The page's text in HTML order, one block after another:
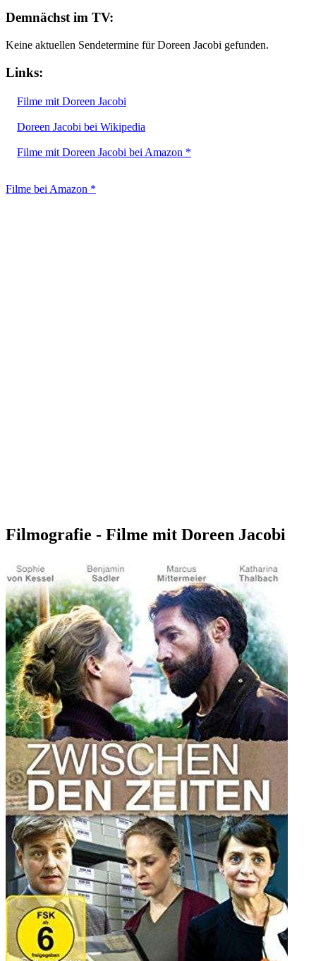
Demnächst im TV:
Keine aktuellen Sendetermine für Doreen Jacobi gefunden.
Links:
Filme mit Doreen Jacobi
Doreen Jacobi bei Wikipedia
Filme mit Doreen Jacobi bei Amazon *
Filme bei Amazon *
Filmografie - Filme mit Doreen Jacobi